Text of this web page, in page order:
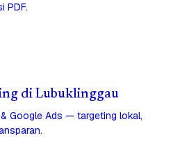
PDF.
di Lubuklinggau
Google Ads — targeting lokal,